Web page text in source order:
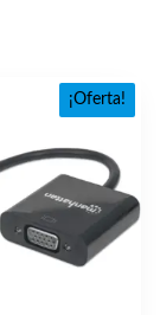
¡Oferta!